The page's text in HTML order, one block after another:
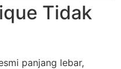
Tidak
panjang lebar,